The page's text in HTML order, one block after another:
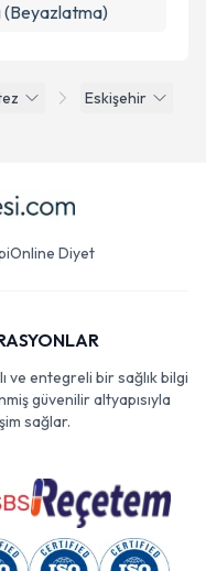
Eskişehir
(Beyazlatma)
Online Diyet
ve entegreli bir sağlık bilgi
güvenilir altyapısıyla
sağlar.